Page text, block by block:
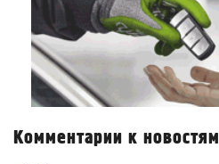
Комментарии к новостям